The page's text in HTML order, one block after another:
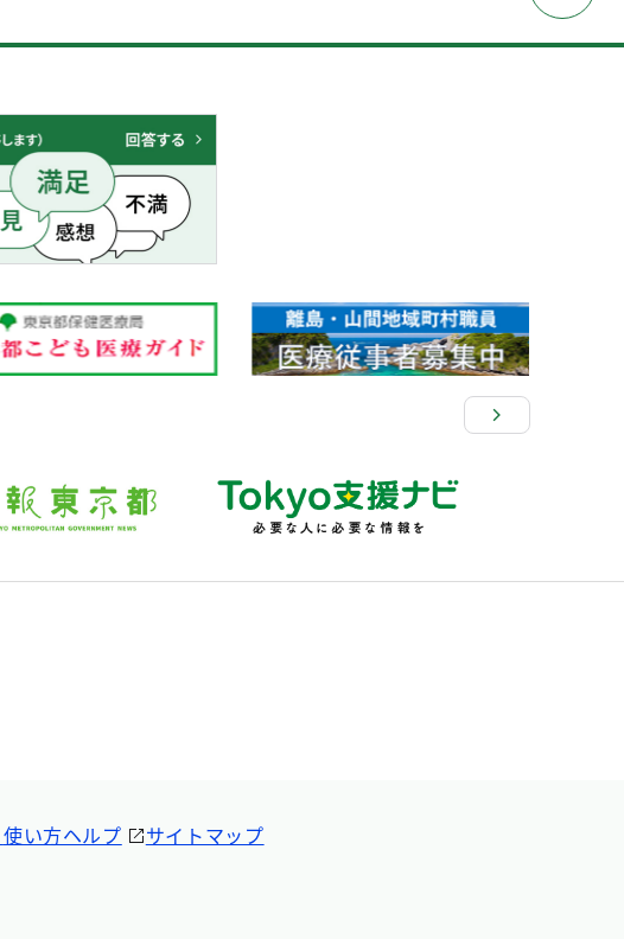
使い方ヘルプ サイトマップ